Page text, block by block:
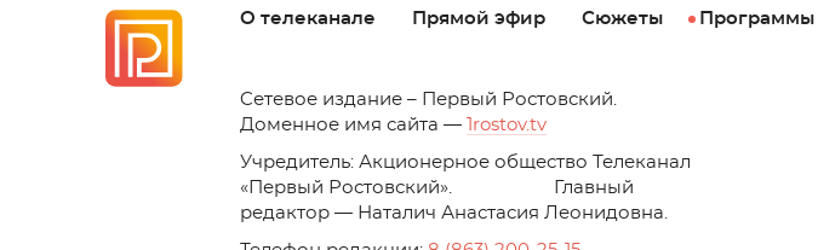
О телеканале Прямой эфир Сюжеты Программы
Cетевое издание – Первый Ростовский.
Доменное имя сайта —
1rostov.tv
Учредитель: Акционерное общество Телеканал
«Первый Ростовский». Главный
редактор — Наталич Анастасия Леонидовна.